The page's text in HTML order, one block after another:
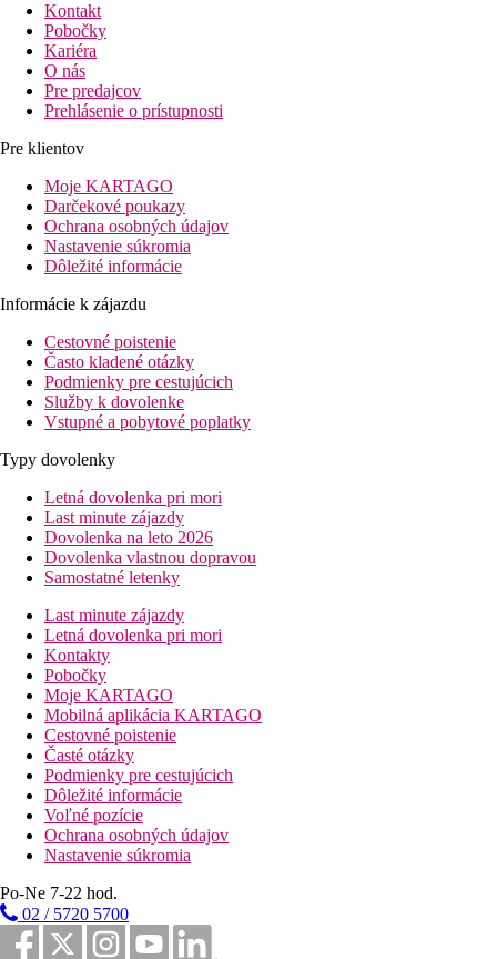
Kontakt
Pobočky
Kariéra
O nás
Pre predajcov
Prehlásenie o prístupnosti
Pre klientov
Moje KARTAGO
Darčekové poukazy
Ochrana osobných údajov
Nastavenie súkromia
Dôležité informácie
Informácie k zájazdu
Cestovné poistenie
Často kladené otázky
Podmienky pre cestujúcich
Služby k dovolenke
Vstupné a pobytové poplatky
Typy dovolenky
Letná dovolenka pri mori
Last minute zájazdy
Dovolenka na leto 2026
Dovolenka vlastnou dopravou
Samostatné letenky
Last minute zájazdy
Letná dovolenka pri mori
Kontakty
Pobočky
Moje KARTAGO
Mobilná aplikácia KARTAGO
Cestovné poistenie
Časté otázky
Podmienky pre cestujúcich
Dôležité informácie
Voľné pozície
Ochrana osobných údajov
Nastavenie súkromia
Po-Ne 7-22 hod.
02 / 5720 5700